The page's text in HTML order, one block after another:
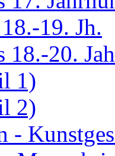
19. Jh.
18.-20.
1)
2)
-